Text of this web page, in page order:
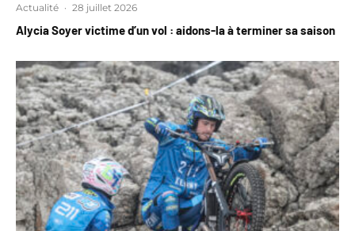
Actualité · 28 juillet 2026
Alycia Soyer victime d’un vol : aidons-la à terminer sa saison